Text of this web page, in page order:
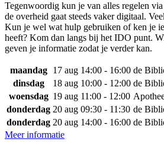
Tegenwoordig kun je van alles regelen
de overheid gaat steeds vaker digitaal.
Kun je wel wat hulp gebruiken of ken je
heeft? Kom dan langs bij het IDO punt.
geven je informatie zodat je verder kan.
maandag 17 aug 14:00 - 16:00 de
dinsdag
18 aug 10:00 - 12:00 de
woensdag 19 aug 11:00 - 12:00
donderdag 20 aug 09:30 - 11:30 de
donderdag 20 aug 14:00 - 16:00 de
Meer informatie